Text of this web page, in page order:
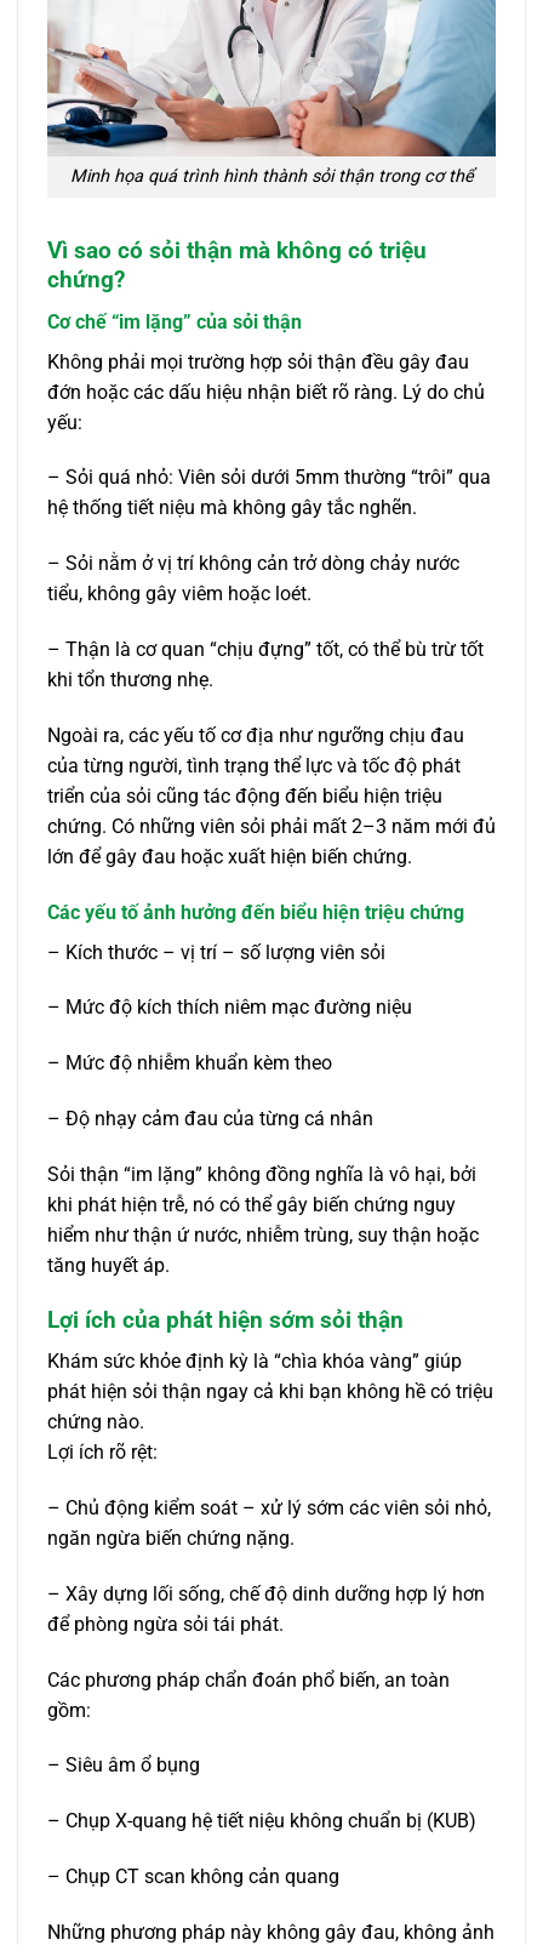
Minh họa quá trình hình thành sỏi thận trong cơ thể
Vì sao có sỏi thận mà không có triệu
chứng?
Cơ chế “im lặng” của sỏi thận
Không phải mọi trường hợp sỏi thận đều gây đau
đớn hoặc các dấu hiệu nhận biết rõ ràng. Lý do chủ
yếu:
– Sỏi quá nhỏ: Viên sỏi dưới 5mm thường “trôi” qua
hệ thống tiết niệu mà không gây tắc nghẽn.
– Sỏi nằm ở vị trí không cản trở dòng chảy nước
tiểu, không gây viêm hoặc loét.
– Thận là cơ quan “chịu đựng” tốt, có thể bù trừ tốt
khi tổn thương nhẹ.
Ngoài ra, các yếu tố cơ địa như ngưỡng chịu đau
của từng người, tình trạng thể lực và tốc độ phát
triển của sỏi cũng tác động đến biểu hiện triệu
chứng. Có những viên sỏi phải mất 2–3 năm mới đủ
lớn để gây đau hoặc xuất hiện biến chứng.
Các yếu tố ảnh hưởng đến biểu hiện triệu chứng
– Kích thước – vị trí – số lượng viên sỏi
– Mức độ kích thích niêm mạc đường niệu
– Mức độ nhiễm khuẩn kèm theo
– Độ nhạy cảm đau của từng cá nhân
Sỏi thận “im lặng” không đồng nghĩa là vô hại, bởi
khi phát hiện trễ, nó có thể gây biến chứng nguy
hiểm như thận ứ nước, nhiễm trùng, suy thận hoặc
tăng huyết áp.
Lợi ích của phát hiện sớm sỏi thận
Khám sức khỏe định kỳ là “chìa khóa vàng” giúp
phát hiện sỏi thận ngay cả khi bạn không hề có triệu
chứng nào.
Lợi ích rõ rệt:
– Chủ động kiểm soát – xử lý sớm các viên sỏi nhỏ,
ngăn ngừa biến chứng nặng.
– Xây dựng lối sống, chế độ dinh dưỡng hợp lý hơn
để phòng ngừa sỏi tái phát.
Các phương pháp chẩn đoán phổ biến, an toàn
gồm:
– Siêu âm ổ bụng
– Chụp X-quang hệ tiết niệu không chuẩn bị (KUB)
– Chụp CT scan không cản quang
Những phương pháp này không gây đau, không ảnh